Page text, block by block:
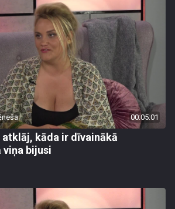
00:05:01
kāda ir dīvainākā
viņa bijusi